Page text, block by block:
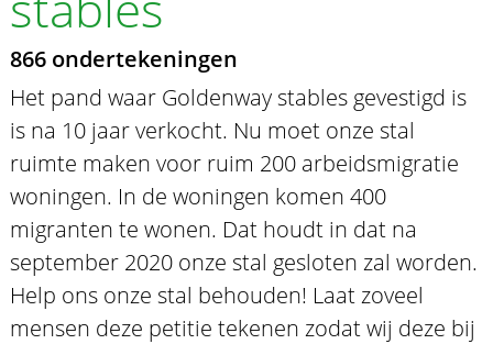
866 ondertekeningen
Het pand waar Goldenway stables gevestigd is
is na 10 jaar verkocht. Nu moet onze stal
ruimte maken voor ruim 200 arbeidsmigratie
woningen. In de woningen komen 400
migranten te wonen. Dat houdt in dat na
september 2020 onze stal gesloten zal worden.
Help ons onze stal behouden! Laat zoveel
mensen deze petitie tekenen zodat wij deze bij